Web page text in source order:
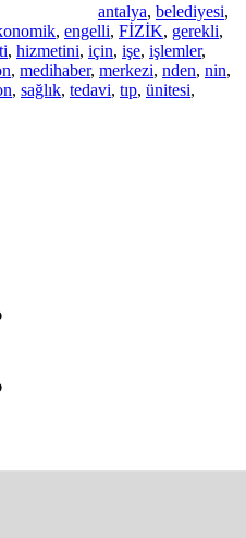
antalya, belediyesi,
, engelli, FİZİK, gerekli,
, hizmetini, için, işe, işlemler,
, medihaber, merkezi, nden, nin,
, sağlık, tedavi, tıp, ünitesi,